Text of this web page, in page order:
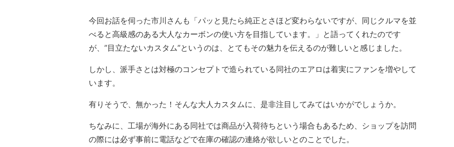
今回お話を伺った市川さんも「パッと見たら純正とさほど変わらないですが、同じクルマを並
べると高級感のある大人なカーボンの使い方を目指しています。」と語ってくれたのです
が、”目立たないカスタム”というのは、とてもその魅力を伝えるのが難しいと感じました。
しかし、派手さとは対極のコンセプトで造られている同社のエアロは着実にファンを増やして
います。
有りそうで、無かった！そんな大人カスタムに、是非注目してみてはいかがでしょうか。
ちなみに、工場が海外にある同社では商品が入荷待ちという場合もあるため、ショップを訪問
の際には必ず事前に電話などで在庫の確認の連絡が欲しいとのことでした。